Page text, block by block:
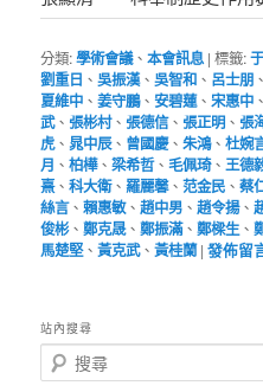
分類:學術會議、本會訊息 |標籤:
劉重日 、吳振漢、吳智和 、 呂士朋 、
夏維中 、姜守鵬、安碧蓮、 宋惠中
武、張彬村、張德信、張正明 、張
虎、晁中辰、 曾國慶、朱鴻、杜婉
月 、柏樺、梁希哲、毛佩琦、王德
熹、科大衛、羅麗馨、范金民 、蔡
絲言、賴惠敏、趙中男 、趙令揚、
俊彬、鄭克晟、鄭振滿、鄭樑生 、
馬楚堅、黃克武、黃桂蘭 |發佈留
站內搜尋
搜
尋